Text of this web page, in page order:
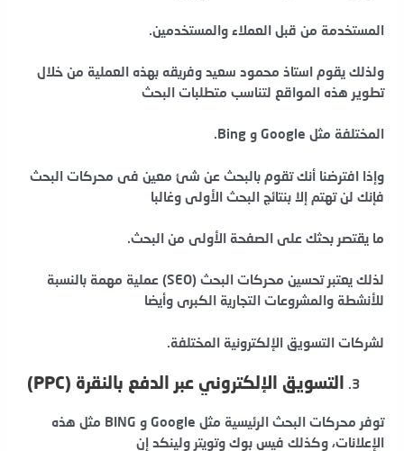
المستخدمة من قبل العملاء والمستخدمين.
ولذلك يقوم استاذ محمود سعيد وفريقه بهذه العملية من خلال
تطوير هذه المواقع لتناسب متطلبات البحث
المختلفة مثل Google و Bing.
وإذا افترضنا أنك تقوم بالبحث عن شئ معين فى محركات البحث
فإنك لن تهتم إلا بنتائج البحث الأولى وغالبا
ما يقتصر بحثك على الصفحة الأولى من البحث.
لذلك يعتبر تحسين محركات البحث (SEO) عملية مهمة بالنسبة
للأنشطة والمشروعات التجارية الكبرى وأيضا
لشركات التسويق الإلكترونية المختلفة.
التسويق الإلكتروني عبر الدفع بالنقرة (PPC)
توفر محركات البحث الرئيسية مثل Google و BING مثل هذه
الإعلانات، وكذلك فيس بوك وتويتر ولينكد إن